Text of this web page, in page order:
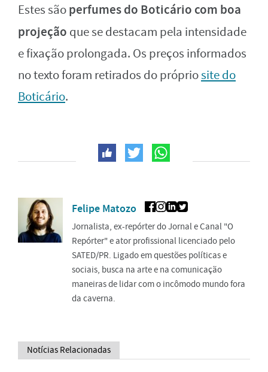
Estes sãoperfumes do Boticário com boa
projeção que se destacam pela intensidade
e fixação prolongada. Os preços informados
no texto foram retirados do própriosite do
Boticário.
Felipe Matozo
Jornalista, ex-repórter do Jornal e Canal "O
Repórter" e ator profissional licenciado pelo
SATED/PR. Ligado em questões políticas e
sociais, busca na arte e na comunicação
maneiras de lidar com o incômodo mundo fora
da caverna.
Notícias Relacionadas